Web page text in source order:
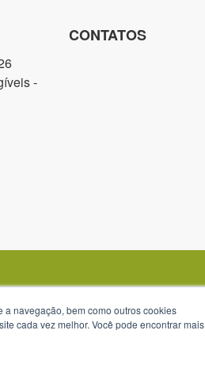
-
CONTATOS
navegação, bem como outros cookies
cada vez melhor. Você pode encontrar mais